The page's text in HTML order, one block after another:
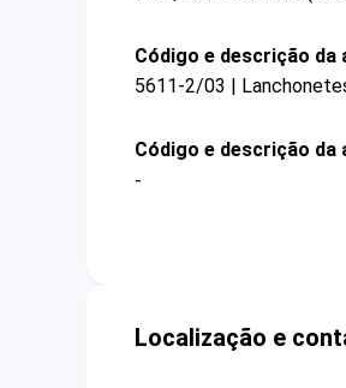
Código e descrição da
5611-2/03 |
Código e descrição da
-
Localização e